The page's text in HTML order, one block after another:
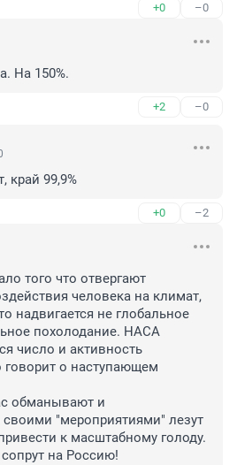
+0 –0
На 150%.
+2 –0
край 99,9%
+0 –2
того что отвергают
человека на климат,
надвигается не глобальное
похолодание. НАСА
число и активность
говорит о наступающем
обманывают и
"мероприятиями" лезут
к масштабному голоду.
на Россию!